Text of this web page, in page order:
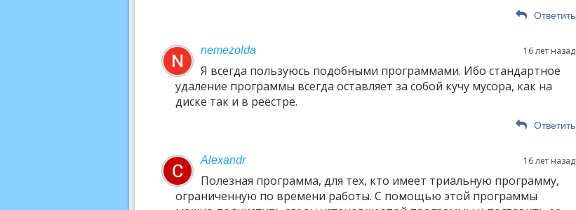
Ответить
nemezolda 16 лет назад
Я всегда пользуюсь подобными программами. Ибо стандартное
удаление программы всегда оставляет за собой кучу мусора, как на
диске так и в реестре.
Ответить
Alexandr 16 лет назад
Полезная программа, для тех, кто имеет триальную программу,
ограниченную по времени работы. С помощью этой программы